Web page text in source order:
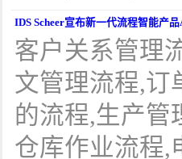
IDS Scheer宣布新一代流程智能产
客户关系管理
文管理流程,订
的流程,生产管
仓库作业流程,